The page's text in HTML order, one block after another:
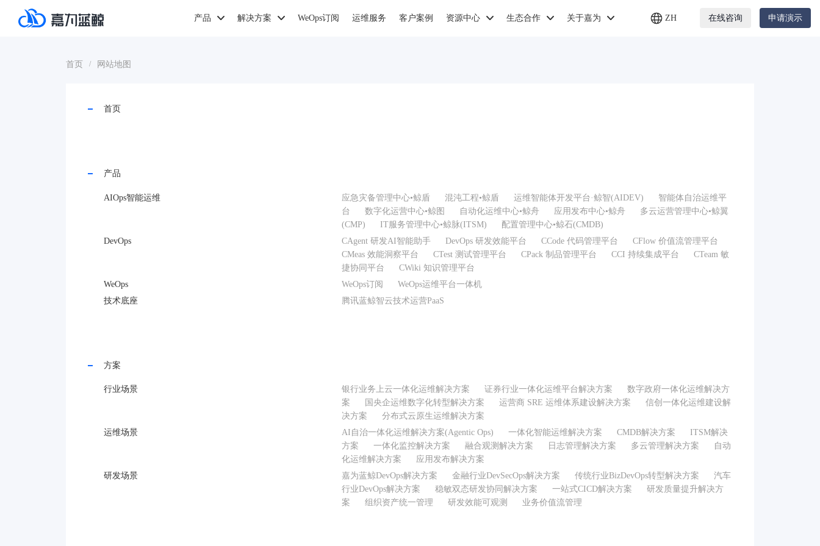
产品 解决方案 WeOps订阅 运维服务 客户案例 资源中心 生态合作 关于嘉为 ZH 在线咨询 申请演示
首页 / 网站地图
首页
产品
AIOps智能运维 应急灾备管理中心•鲸盾 混沌工程•鲸盾 运维智能体开发平台·鲸智(AIDEV)
智能体自治运维平
台
数字化运营中心•鲸图 自动化运维中心•鲸舟 应用发布中心•鲸舟
多云运营管理中心•鲸翼
(CMP)
IT服务管理中心•鲸脉(ITSM)
配置管理中心•鲸石(CMDB)
DevOps
CAgent 研发AI智能助手 DevOps 研发效能平台 CCode 代码管理平台
CFlow 价值流管理平台
CMeas 效能洞察平台
CTest 测试管理平台 CPack 制品管理平台 CCI 持续集成平台
CTeam 敏
捷协同平台
CWiki 知识管理平台
WeOps
WeOps订阅
WeOps运维平台一体机
技术底座
腾讯蓝鲸智云技术运营PaaS
方案
行业场景 银行业务上云一体化运维解决方案 证券行业一体化运维平台解决方案
数字政府一体化运维解决方
案
国央企运维数字化转型解决方案 运营商 SRE 运维体系建设解决方案
信创一体化运维建设解
决方案
分布式云原生运维解决方案
运维场景
AI自治一体化运维解决方案(Agentic Ops) 一体化智能运维解决方案 CMDB解决方案
ITSM解决
方案
一体化监控解决方案 融合观测解决方案 日志管理解决方案 多云管理解决方案
自动
化运维解决方案
应用发布解决方案
研发场景
嘉为蓝鲸DevOps解决方案 金融行业DevSecOps解决方案 传统行业BizDevOps转型解决方案
汽车
行业DevOps解决方案
稳敏双态研发协同解决方案 一站式CICD解决方案
研发质量提升解决方
案
组织资产统一管理 研发效能可观测 业务价值流管理